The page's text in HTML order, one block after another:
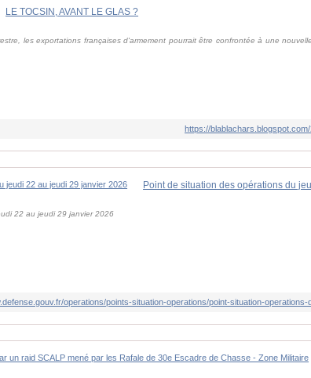
LE TOCSIN, AVANT LE GLAS ?
les exportations françaises d'armement pourrait être confrontée à une
https://
Point de situation des opérations du
22 au jeudi 29 janvier 2026
operations/points-situation-operations/point-situation-